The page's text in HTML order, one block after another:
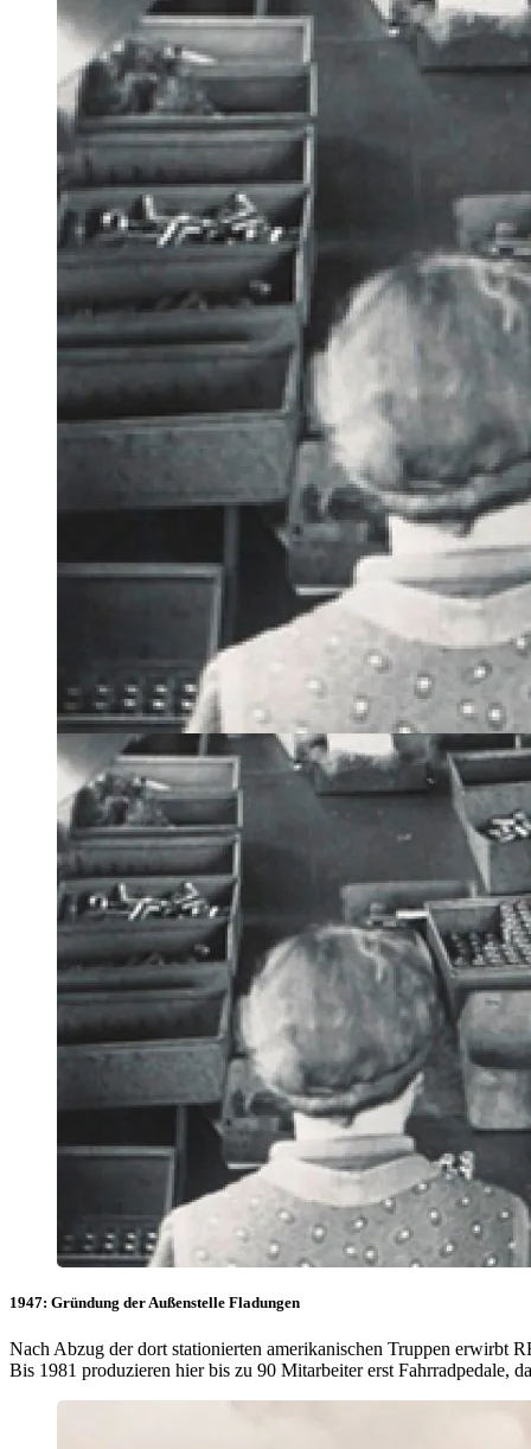
1947: Gründung der Außenstelle Fladungen
Nach Abzug der dort stationierten amerikanischen Truppen erwirbt
Bis 1981 produzieren hier bis zu 90 Mitarbeiter erst Fahrradpedale,